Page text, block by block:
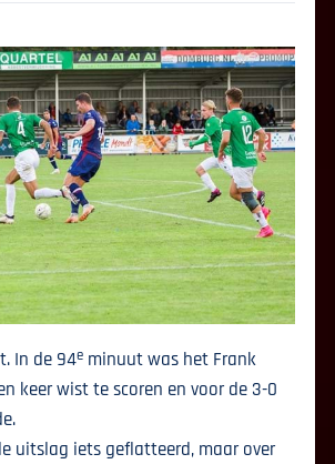
In de 94e minuut was het Frank
keer wist te scoren en voor de 3-0
uitslag iets geflatteerd, maar over